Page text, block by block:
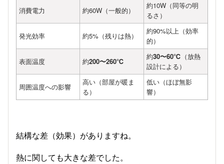
消費電力 約60W（一般的）
約10W（同等の明
るさ）
発光効率 約5%（残りは熱）
約90%以上（効率
的）
表面温度 約200〜260℃
約30〜60℃ （放熱
設計による）
周囲温度への影響
高い（部屋が暖ま
る）
低い（ほぼ無影
響）
結構な差（効果）がありますね。
熱に関しても大きな差でした。